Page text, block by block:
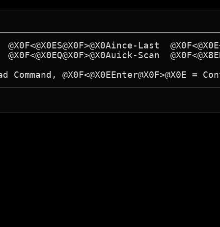
@X0F<@X0ES@X0F>@X0Aince-Last
@X0F<@X0EQ@X0F>@X0Auick-Scan
Command, @X0F<@X0EEnter@X0F>@X0E =